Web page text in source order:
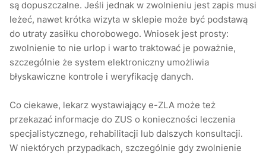
są dopuszczalne. Jeśli jednak w zwolnieniu jest zapis musi
leżeć, nawet krótka wizyta w sklepie może być podstawą
do utraty zasiłku chorobowego. Wniosek jest prosty:
zwolnienie to nie urlop i warto traktować je poważnie,
szczególnie że system elektroniczny umożliwia
błyskawiczne kontrole i weryfikację danych.
Co ciekawe, lekarz wystawiający e-ZLA może też
przekazać informacje do ZUS o konieczności leczenia
specjalistycznego, rehabilitacji lub dalszych konsultacji.
W niektórych przypadkach, szczególnie gdy zwolnienie